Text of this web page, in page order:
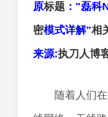
原标题 ："磊科
密模式详解"相
来源:执刀人博
随着人们在